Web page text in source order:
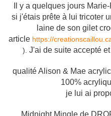
Il y a quelques jours
si j'étais prête à lui tricoter
laine de son gilet
article https://
). J'ai de suite accepté
qualité Alison & Mae
100%
je lui ai